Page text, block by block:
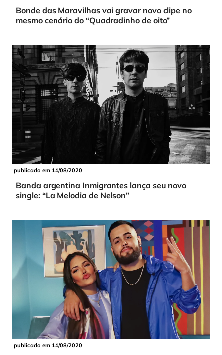
Bonde das Maravilhas vai gravar novo clipe no
mesmo cenário do “Quadradinho de oito”
publicado em 14/08/2020
Banda argentina Inmigrantes lança seu novo
single: “La Melodia de Nelson”
publicado em 14/08/2020